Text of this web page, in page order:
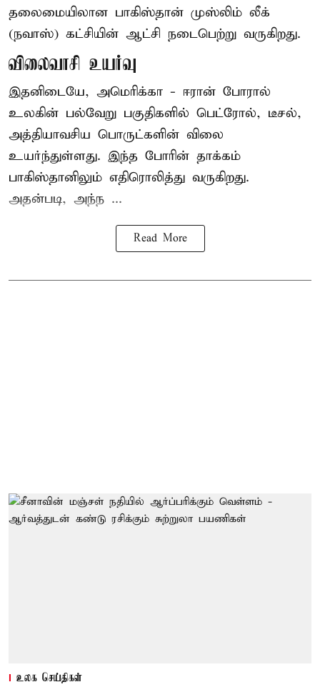
தலைமையிலான பாகிஸ்தான் முஸ்லிம் லீக்
(நவாஸ்) கட்சியின் ஆட்சி நடைபெற்று வருகிறது.
விலைவாசி உயர்வு
இதனிடையே, அமெரிக்கா - ஈரான் போரால்
உலகின் பல்வேறு பகுதிகளில் பெட்ரோல், டீசல்,
அத்தியாவசிய பொருட்களின் விலை
உயர்ந்துள்ளது. இந்த போரின் தாக்கம்
பாகிஸ்தானிலும் எதிரொலித்து வருகிறது.
அதன்படி, அந்ந ...
Read More
உலக செய்திகள்